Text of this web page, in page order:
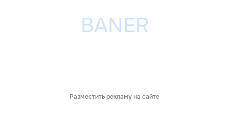
Разместить рекламу на сайте